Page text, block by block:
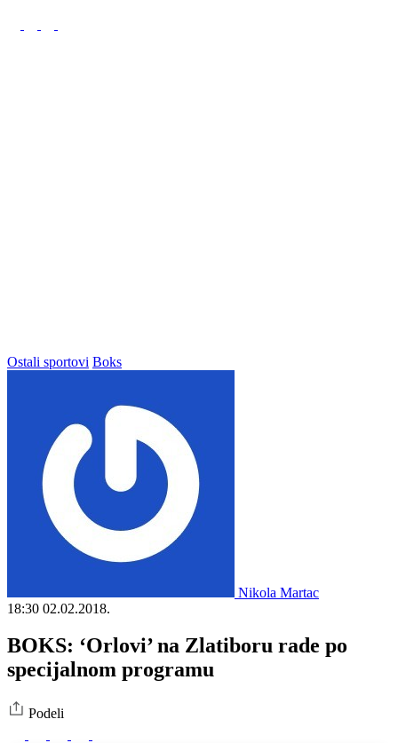
Ostali sportovi Boks
Nikola Martac
18:30 02.02.2018.
BOKS: ‘Orlovi’ na Zlatiboru rade po
specijalnom programu
Podeli